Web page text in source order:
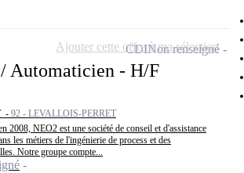
Automaticien - H/F
- 92 - LEVALLOIS-PERRET
2008, NEO2 est une société de conseil et d'assistance
les métiers de l'ingénierie de process et des
Notre groupe compte...
CDINon renseigné
Ajouter cette offre à ma sélection